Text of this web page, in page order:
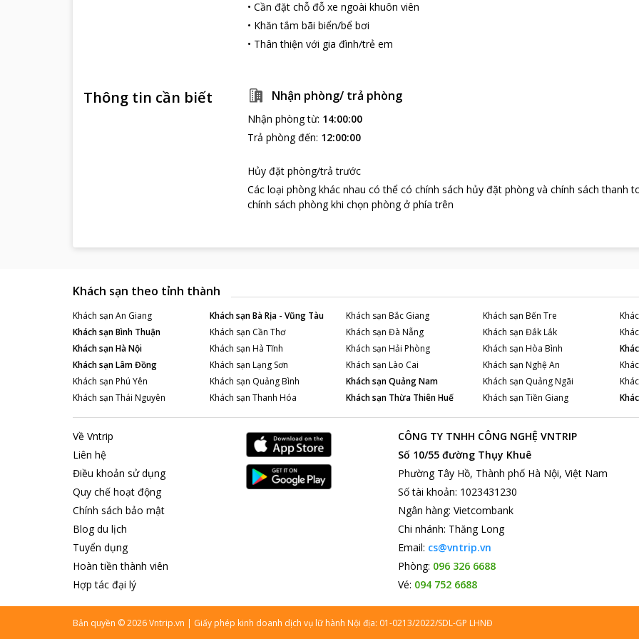
vụ và tiện nghi tốt nhất. Du khách có thể tận hưởng tính năng tuyệt vời như : quán
hành lý, Wi-Fi ở khu vực công cộng. Bên cạnh đó, khách sạn còn gợi ý và sắp xếp
nghỉ của bạn sẽ không bao giờ nhàm chán.
Với cơ sở vật chất hiện đại, vị trí đắc địa cùng dịch vụ hoàn hảo, Sydney Hotel là
Các địa điểm du lịch gần khách sạn :
Hòn Rơm
Cách thành phố Phan Thiết khoảng 28 km, Hòn Rơm đẹp quyến rũ với bãi biển uốn
dừa xanh mát. Du khách đến đây bị hấp dẫn bởi vẻ đẹp nguyên sơ, nước biển xanh
• Cần đặt chỗ đỗ xe ngoài khuôn viên
• Khăn tắm bãi biển/bể bơi
• Thân thiện với gia đình/trẻ em
Thông tin cần biết Nhận phòng/ trả phòng
Nhận phòng từ: 14:00:00
Trả phòng đến: 12:00:00
Hủy đặt phòng/trả trước
Các loại phòng khác nhau có thể có chính sách hủy đặt phòng và chính sách thanh
chính sách phòng khi chọn phòng ở phía trên
Khách sạn theo tỉnh thành
Khách sạn An Giang Khách sạnBà Rịa - Vũng Tàu Khách sạn Bắc Giang Khách sạn Bến Tre
Khách sạnBình Thuận Khách sạn Cần Thơ Khách sạn Đà Nẵng Khách sạn Đắk Lắk
Khách sạnHà Nội Khách sạn Hà Tĩnh Khách sạn Hải Phòng Khách sạn Hòa Bình
Khách sạnLâm Đồng Khách sạn Lạng Sơn Khách sạn Lào Cai Khách sạn Nghệ An
Khách sạn Phú Yên Khách sạn Quảng Bình Khách sạnQuảng Nam Khách sạn Quảng Ngãi
Khách sạn Thái Nguyên Khách sạn Thanh Hóa Khách sạn Thừa Thiên Huế Khách sạn Tiền Giang
Về Vntrip
Liên hệ
Điều khoản sử dụng
Quy chế hoạt động
Chính sách bảo mật
Blog du lịch
Tuyển dụng
Hoàn tiền thành viên
Hợp tác đại lý
CÔNG TY TNHH CÔNG NGHỆ VNTRIP
Số 10/55 đường Thụy Khuê
Phường Tây Hồ, Thành phố Hà Nội, Việt Nam
Số tài khoản: 1023431230
Ngân hàng: Vietcombank
Chi nhánh: Thăng Long
Email: cs@vntrip.vn
Phòng: 096 326 6688
Vé: 094 752 6688
Bản quyền ©2026Vntrip.vn | Giấy phép kinh doanh dịch vụ lữ hành Nội địa: 01-0213/2022/SDL-GP LHNĐ